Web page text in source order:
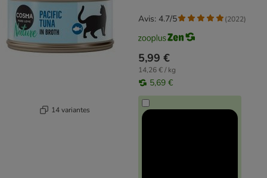
14 variantes
5,99 €
14,26 € / kg
5,69 €
Avis: 4.7/5 (2022)